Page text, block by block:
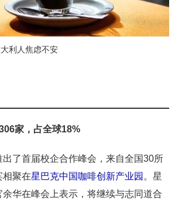
利人焦虑不安
家，占全球18%
出了首届校企合作峰会，来自全国30所
相聚在星巴克中国咖啡创新产业园 。星
华在峰会上表示，将继续与志同道合